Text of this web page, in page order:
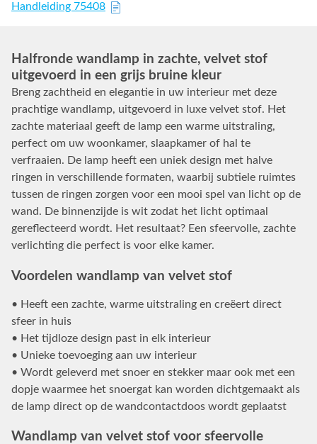
Handleiding 75408
Halfronde wandlamp in zachte, velvet stof
uitgevoerd in een grijs bruine kleur
Breng zachtheid en elegantie in uw interieur met deze
prachtige wandlamp, uitgevoerd in luxe velvet stof. Het
zachte materiaal geeft de lamp een warme uitstraling,
perfect om uw woonkamer, slaapkamer of hal te
verfraaien. De lamp heeft een uniek design met halve
ringen in verschillende formaten, waarbij subtiele ruimtes
tussen de ringen zorgen voor een mooi spel van licht op de
wand. De binnenzijde is wit zodat het licht optimaal
gereflecteerd wordt. Het resultaat? Een sfeervolle, zachte
verlichting die perfect is voor elke kamer.
Voordelen wandlamp van velvet stof
• Heeft een zachte, warme uitstraling en creëert direct
sfeer in huis
• Het tijdloze design past in elk interieur
• Unieke toevoeging aan uw interieur
• Wordt geleverd met snoer en stekker maar ook met een
dopje waarmee het snoergat kan worden dichtgemaakt als
de lamp direct op de wandcontactdoos wordt geplaatst
Wandlamp van velvet stof voor sfeervolle